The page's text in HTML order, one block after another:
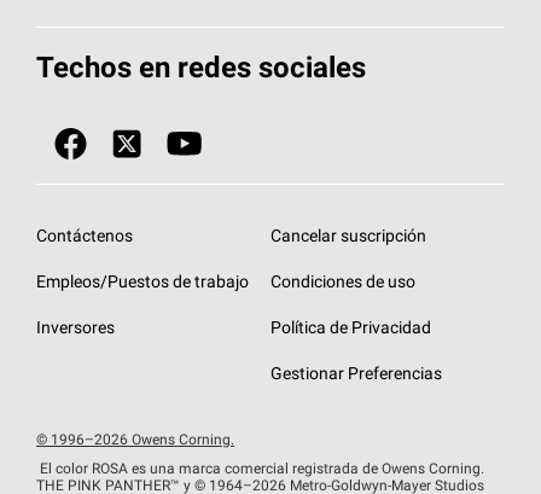
Componentes para techos
Tecnología SureNail®
Garantías de techos
Herramientas de diseño y color
Únase a la red de contratistas de techos
Diseño en el techo
Eventos para contratistas
Llame al 1-800-GET-PINK®
Encuentre una tienda o encuentre un
Financiamiento de techos
Techos en redes sociales
Contáctenos
Empleos/Puestos de trabajo
Inversores
Cancelar suscripción
Condiciones de uso
Política de Privacidad
Gestionar Preferencias
© 1996–2026 Owens Corning.
El color ROSA es una marca comercial registrada de Owens Corning.
THE PINK PANTHER™ y © 1964–2026 Metro-Goldwyn-Mayer Studios